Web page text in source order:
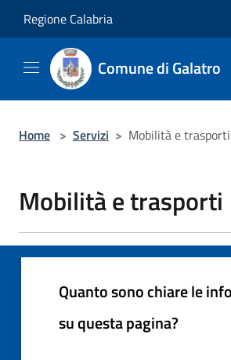
Regione Calabria
Comune di Galatro
Home > Servizi > Mobilità e trasporti
Mobilità e trasporti
Quanto sono chiare le
su questa pagina?